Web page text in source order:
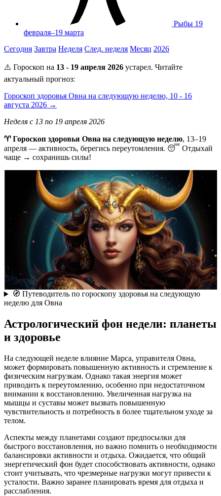
Рыбы 19
февраля–19 марта
Сегодня Завтра Неделя След. неделя Месяц 2026
⚠️ Гороскоп на 13 - 19 апреля 2026 устарел. Читайте
актуальный прогноз:
Гороскоп здоровья Овна на следующую неделю, 10 - 16
августа 2026 →
Неделя с 13 по 19 апреля 2026
♈ Гороскоп здоровья Овна на следующую неделю, 13–19
апреля — активность, берегись переутомления. 😴 Отдыхай
чаще → сохранишь силы!
🧭 Путеводитель по гороскопу здоровья на следующую
неделю для Овна
Астрологический фон недели: планеты
и здоровье
На следующей неделе влияние Марса, управителя Овна,
может формировать повышенную активность и стремление к
физическим нагрузкам. Однако такая энергия может
приводить к переутомлению, особенно при недостаточном
внимании к восстановлению. Увеличенная нагрузка на
мышцы и суставы может вызвать повышенную
чувствительность и потребность в более тщательном уходе за
телом.
Аспекты между планетами создают предпосылки для
быстрого восстановления, но важно помнить о необходимости
балансировки активности и отдыха. Ожидается, что общий
энергетический фон будет способствовать активности, однако
стоит учитывать, что чрезмерные нагрузки могут привести к
усталости. Важно заранее планировать время для отдыха и
расслабления.